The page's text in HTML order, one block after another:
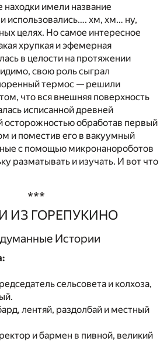
находки имели название
использовались…. хм, хм… ну,
целях. Но самое интересное
хрупкая и эфемерная
в целости на протяжении
свою роль сыграл
термос — решили
что вся внешняя поверхность
исписанной древней
осторожностью обработав первый
и поместив его в вакуумный
с помощью микронанороботов
разматывать и изучать. И вот что
***
ИЗ ГОРЕПУКИНО
Истории
сельсовета и колхоза,
лентяй, раздолбай и местный
и бармен в пивной, великий